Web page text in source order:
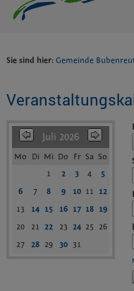
Sie sind hier: Gemeinde
Juli 2026
Mo Di Mi Do Fr Sa So
1
2 3 4
5
6
7 8 9 10 11
12
13
14 15 16 17 18 19
20
21 22 23 24 25
26
27
28 29 30 31